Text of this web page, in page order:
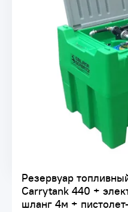
Резервуар
Carrytank 440 +
шланг 4м +